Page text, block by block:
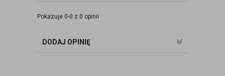
optometrysta pracujący w gabinecie.
badania wad refrakcji, dobierając
Pokazuje 0-0 z 0 opinii
DODAJ OPINIĘ